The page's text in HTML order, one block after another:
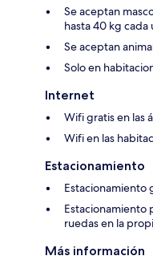
Se aceptan
hasta 40 kg cada
Se aceptan
Solo en
Internet
Wifi gratis en las
Wifi en las
Estacionamiento
Estacionamiento
Estacionamiento
ruedas en la
Más información